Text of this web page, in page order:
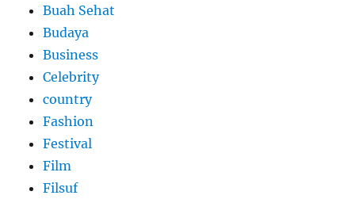
Buah Sehat
Budaya
Business
Celebrity
country
Fashion
Festival
Film
Filsuf